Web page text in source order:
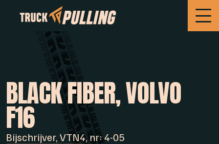
BLACK FIBER, VOLVO
F16
Bijschrijver, VTN4, nr: 4-05